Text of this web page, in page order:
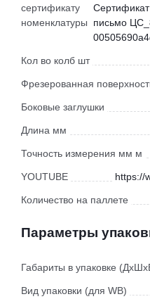
сертификату
номенклатуры
письмо
Кол во колб шт
Фрезерованная
Боковые заглушки
Длина мм
Точность измерения мм м
YOUTUBE https://
Количество на паллете
Параметры
Габариты в упаковке
Вид упаковки (для WB)